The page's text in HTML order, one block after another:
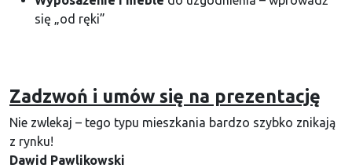
się „od ręki”
Zadzwoń i umów się na prezentację
Nie zwlekaj – tego typu mieszkania bardzo szybko znikają
z rynku!
Dawid Pawlikowski